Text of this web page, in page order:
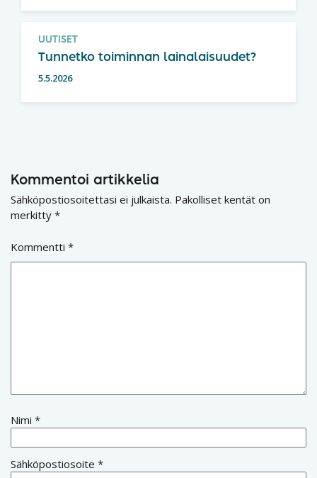
UUTISET
Tunnetko toiminnan lainalaisuudet?
5.5.2026
Kommentoi artikkelia
Sähköpostiosoitettasi ei julkaista. Pakolliset kentät on
merkitty *
Kommentti *
Nimi *
Sähköpostiosoite *